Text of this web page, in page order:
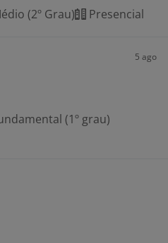
(2º Grau) Presencial
5 ago
(1º grau)